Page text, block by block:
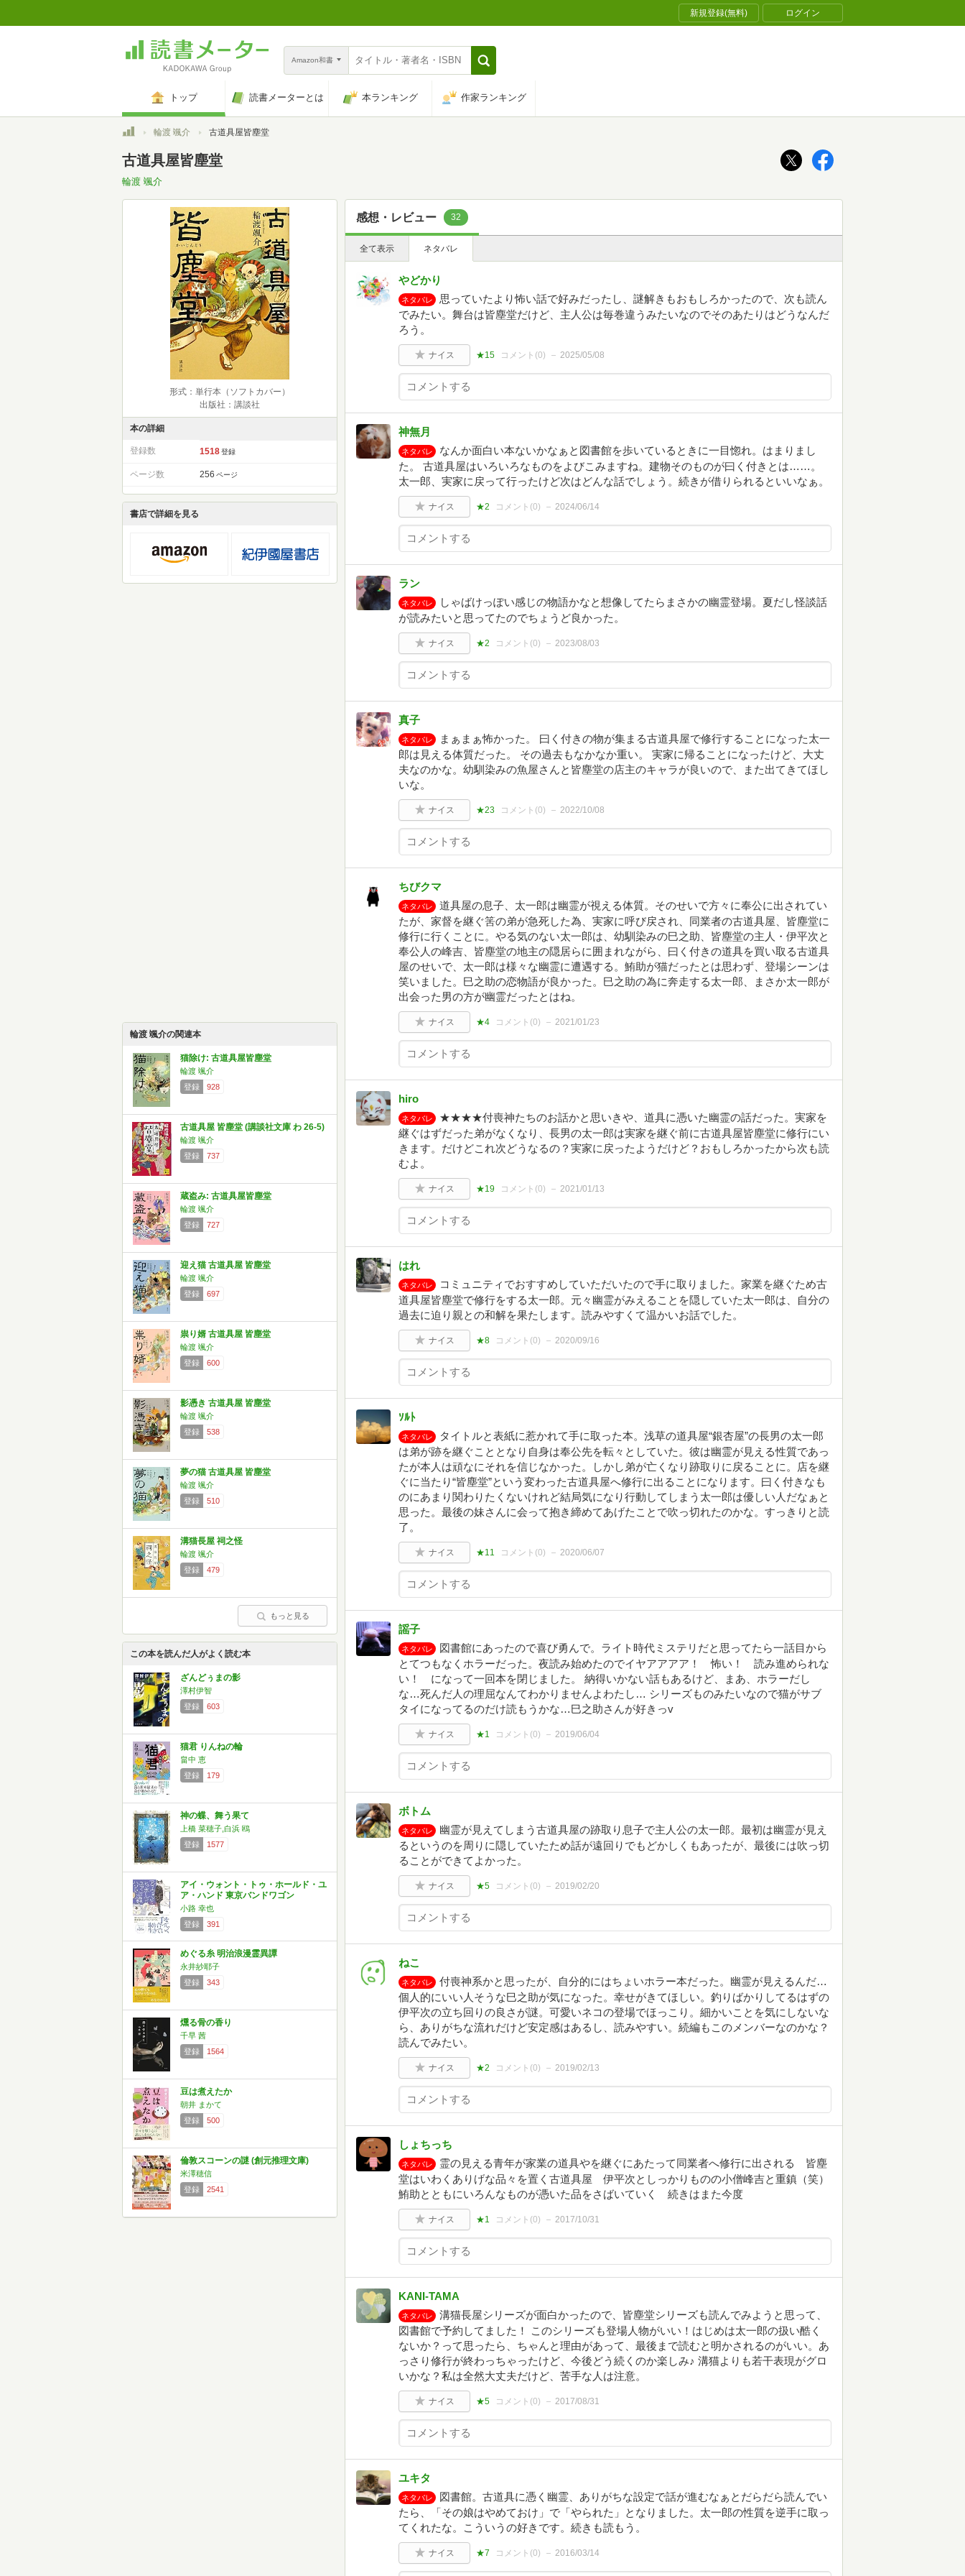
新規登録(無料) ログイン
Amazon和書
トップ 読書メーターとは 本ランキング 作家ランキング
トップ輪渡 颯介 古道具屋皆塵堂
古道具屋皆塵堂
輪渡 颯介
形式：単行本（ソフトカバー）
出版社：講談社
本の詳細
登録数 1518 登録
ページ数 256 ページ
書店で詳細を見る
輪渡 颯介の関連本
猫除け: 古道具屋皆塵堂
輪渡 颯介
登録
928
古道具屋 皆塵堂 (講談社文庫 わ 26-5)
輪渡 颯介
登録
737
蔵盗み: 古道具屋皆塵堂
輪渡 颯介
登録
727
迎え猫 古道具屋 皆塵堂
輪渡 颯介
登録
697
祟り婿 古道具屋 皆塵堂
輪渡 颯介
登録
600
影憑き 古道具屋 皆塵堂
輪渡 颯介
登録
538
夢の猫 古道具屋 皆塵堂
輪渡 颯介
登録
510
溝猫長屋 祠之怪
輪渡 颯介
登録
479
もっと見る
この本を読んだ人がよく読む本
ざんどぅまの影
澤村伊智
登録
603
猫君 りんねの輪
畠中 恵
登録
179
神の蝶、舞う果て
上橋 菜穂子,白浜 鴎
登録
1577
アイ・ウォント・トゥ・ホールド・ユ
ア・ハンド 東京バンドワゴン
小路 幸也
登録
391
めぐる糸 明治浪漫霊異譚
永井紗耶子
登録
343
燻る骨の香り
千早 茜
登録
1564
豆は煮えたか
朝井 まかて
登録
500
倫敦スコーンの謎 (創元推理文庫)
米澤穂信
登録
2541
感想・レビュー 32
全て表示 ネタバレ
やどかり
ネタバレ
思っていたより怖い話で好みだったし、謎解きもおもしろかったので、次も読ん
でみたい。舞台は皆塵堂だけど、主人公は毎巻違うみたいなのでそのあたりはどうなんだ
ろう。
ナイス ★15 コメント(0) 2025/05/08
神無月
ネタバレ
なんか面白い本ないかなぁと図書館を歩いているときに一目惚れ。はまりまし
た。 古道具屋はいろいろなものをよびこみますね。建物そのものが曰く付きとは……。
太一郎、実家に戻って行ったけど次はどんな話でしょう。続きが借りられるといいなぁ。
ナイス ★2 コメント(0) 2024/06/14
ラン
ネタバレ
しゃばけっぽい感じの物語かなと想像してたらまさかの幽霊登場。夏だし怪談話
が読みたいと思ってたのでちょうど良かった。
ナイス ★2 コメント(0) 2023/08/03
真子
ネタバレ
まぁまぁ怖かった。 曰く付きの物が集まる古道具屋で修行することになった太一
郎は見える体質だった。 その過去もなかなか重い。 実家に帰ることになったけど、大丈
夫なのかな。幼馴染みの魚屋さんと皆塵堂の店主のキャラが良いので、また出てきてほし
いな。
ナイス ★23 コメント(0) 2022/10/08
ちびクマ
ネタバレ
道具屋の息子、太一郎は幽霊が視える体質。そのせいで方々に奉公に出されてい
たが、家督を継ぐ筈の弟が急死した為、実家に呼び戻され、同業者の古道具屋、皆塵堂に
修行に行くことに。やる気のない太一郎は、幼馴染みの巳之助、皆塵堂の主人・伊平次と
奉公人の峰吉、皆塵堂の地主の隠居らに囲まれながら、曰く付きの道具を買い取る古道具
屋のせいで、太一郎は様々な幽霊に遭遇する。鮪助が猫だったとは思わず、登場シーンは
笑いました。巳之助の恋物語が良かった。巳之助の為に奔走する太一郎、まさか太一郎が
出会った男の方が幽霊だったとはね。
ナイス ★4 コメント(0) 2021/01/23
hiro
ネタバレ
★★★★付喪神たちのお話かと思いきや、道具に憑いた幽霊の話だった。実家を
継ぐはずだった弟がなくなり、長男の太一郎は実家を継ぐ前に古道具屋皆塵堂に修行にい
きます。だけどこれ次どうなるの？実家に戻ったようだけど？おもしろかったから次も読
むよ。
ナイス ★19 コメント(0) 2021/01/13
はれ
ネタバレ
コミュニティでおすすめしていただいたので手に取りました。家業を継ぐため古
道具屋皆塵堂で修行をする太一郎。元々幽霊がみえることを隠していた太一郎は、自分の
過去に迫り親との和解を果たします。読みやすくて温かいお話でした。
ナイス ★8 コメント(0) 2020/09/16
ｿﾙﾄ
ネタバレ
タイトルと表紙に惹かれて手に取った本。浅草の道具屋“銀杏屋”の長男の太一郎
は弟が跡を継ぐこととなり自身は奉公先を転々としていた。彼は幽霊が見える性質であっ
たが本人は頑なにそれを信じなかった。しかし弟が亡くなり跡取りに戻ることに。店を継
ぐに当たり“皆塵堂”という変わった古道具屋へ修行に出ることになります。曰く付きなも
のにあまり関わりたくないけれど結局気になり行動してしまう太一郎は優しい人だなぁと
思った。最後の妹さんに会って抱き締めてあげたことで吹っ切れたのかな。すっきりと読
了。
ナイス ★11 コメント(0) 2020/06/07
謡子
ネタバレ
図書館にあったので喜び勇んで。ライト時代ミステリだと思ってたら一話目から
とてつもなくホラーだった。夜読み始めたのでイヤアアアア！ 怖い！ 読み進められな
い！ になって一回本を閉じました。 納得いかない話もあるけど、まあ、ホラーだし
な…死んだ人の理屈なんてわかりませんよわたし… シリーズものみたいなので猫がサブ
タイになってるのだけ読もうかな…巳之助さんが好きっv
ナイス ★1 コメント(0) 2019/06/04
ボトム
ネタバレ
幽霊が見えてしまう古道具屋の跡取り息子で主人公の太一郎。最初は幽霊が見え
るというのを周りに隠していたため話が遠回りでもどかしくもあったが、最後には吹っ切
ることができてよかった。
ナイス ★5 コメント(0) 2019/02/20
ねこ
ネタバレ
付喪神系かと思ったが、自分的にはちょいホラー本だった。幽霊が見えるんだ…
個人的にいい人そうな巳之助が気になった。幸せがきてほしい。釣りばかりしてるはずの
伊平次の立ち回りの良さが謎。可愛いネコの登場でほっこり。細かいことを気にしないな
ら、ありがちな流れだけど安定感はあるし、読みやすい。続編もこのメンバーなのかな？
読んでみたい。
ナイス ★2 コメント(0) 2019/02/13
しょちっち
ネタバレ
霊の見える青年が家業の道具やを継ぐにあたって同業者へ修行に出される 皆塵
堂はいわくありげな品々を置く古道具屋 伊平次としっかりものの小僧峰吉と重鎮（笑）
鮪助とともにいろんなものが憑いた品をさばいていく 続きはまた今度
ナイス ★1 コメント(0) 2017/10/31
KANI-TAMA
ネタバレ
溝猫長屋シリーズが面白かったので、皆塵堂シリーズも読んでみようと思って、
図書館で予約してました！ このシリーズも登場人物がいい！はじめは太一郎の扱い酷く
ないか？って思ったら、ちゃんと理由があって、最後まで読むと明かされるのがいい。あ
っさり修行が終わっちゃったけど、今後どう続くのか楽しみ♪ 溝猫よりも若干表現がグロ
いかな？私は全然大丈夫だけど、苦手な人は注意。
ナイス ★5 コメント(0) 2017/08/31
ユキタ
ネタバレ
図書館。古道具に憑く幽霊、ありがちな設定で話が進むなぁとだらだら読んでい
たら、「その娘はやめておけ」で「やられた」となりました。太一郎の性質を逆手に取っ
てくれたな。こういうの好きです。続きも読もう。
ナイス ★7 コメント(0) 2016/03/14